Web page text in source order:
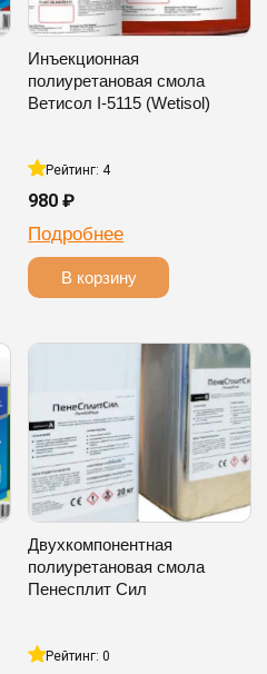
Инъекционная
полиуретановая смола
Ветисол I-5115 (Wetisol)
Рейтинг: 4
980 ₽
Подробнее
В корзину
Двухкомпонентная
полиуретановая смола
Пенесплит Сил
Рейтинг: 0